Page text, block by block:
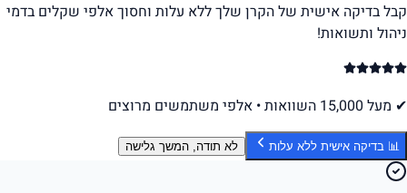
קבל בדיקה אישית של הקרן שלך ללא עלות וחסוך אלפי שקלים בדמי
ניהול ותשואות!
✔ מעל 15,000 השוואות • אלפי משתמשים מרוצים
📊 בדיקה אישית ללא עלות לא תודה, המשך גלישה